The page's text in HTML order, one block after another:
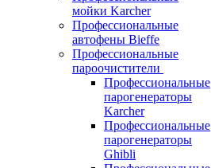
мойки Karcher
Профессиональные
автофены Bieffe
Профессиональные
пароочистители
Профессиональные
парогенераторы
Karcher
Профессиональные
парогенераторы
Ghibli